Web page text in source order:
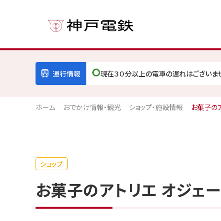
運行情報 現在３０分以上の電車の遅れはございま
ホーム おでかけ情報・観光 ショップ・施設情報 お菓子の
ショップ
お菓子のアトリエ オジェ